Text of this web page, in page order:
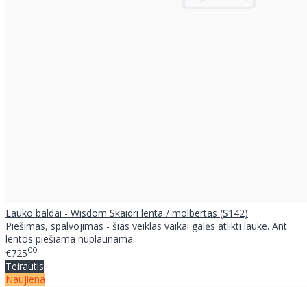
Lauko baldai - Wisdom Skaidri lenta / molbertas (S142)
Piešimas, spalvojimas - šias veiklas vaikai galės atlikti lauke. Ant
lentos piešiama nuplaunama..
€72500
Teirautis
Naujiena